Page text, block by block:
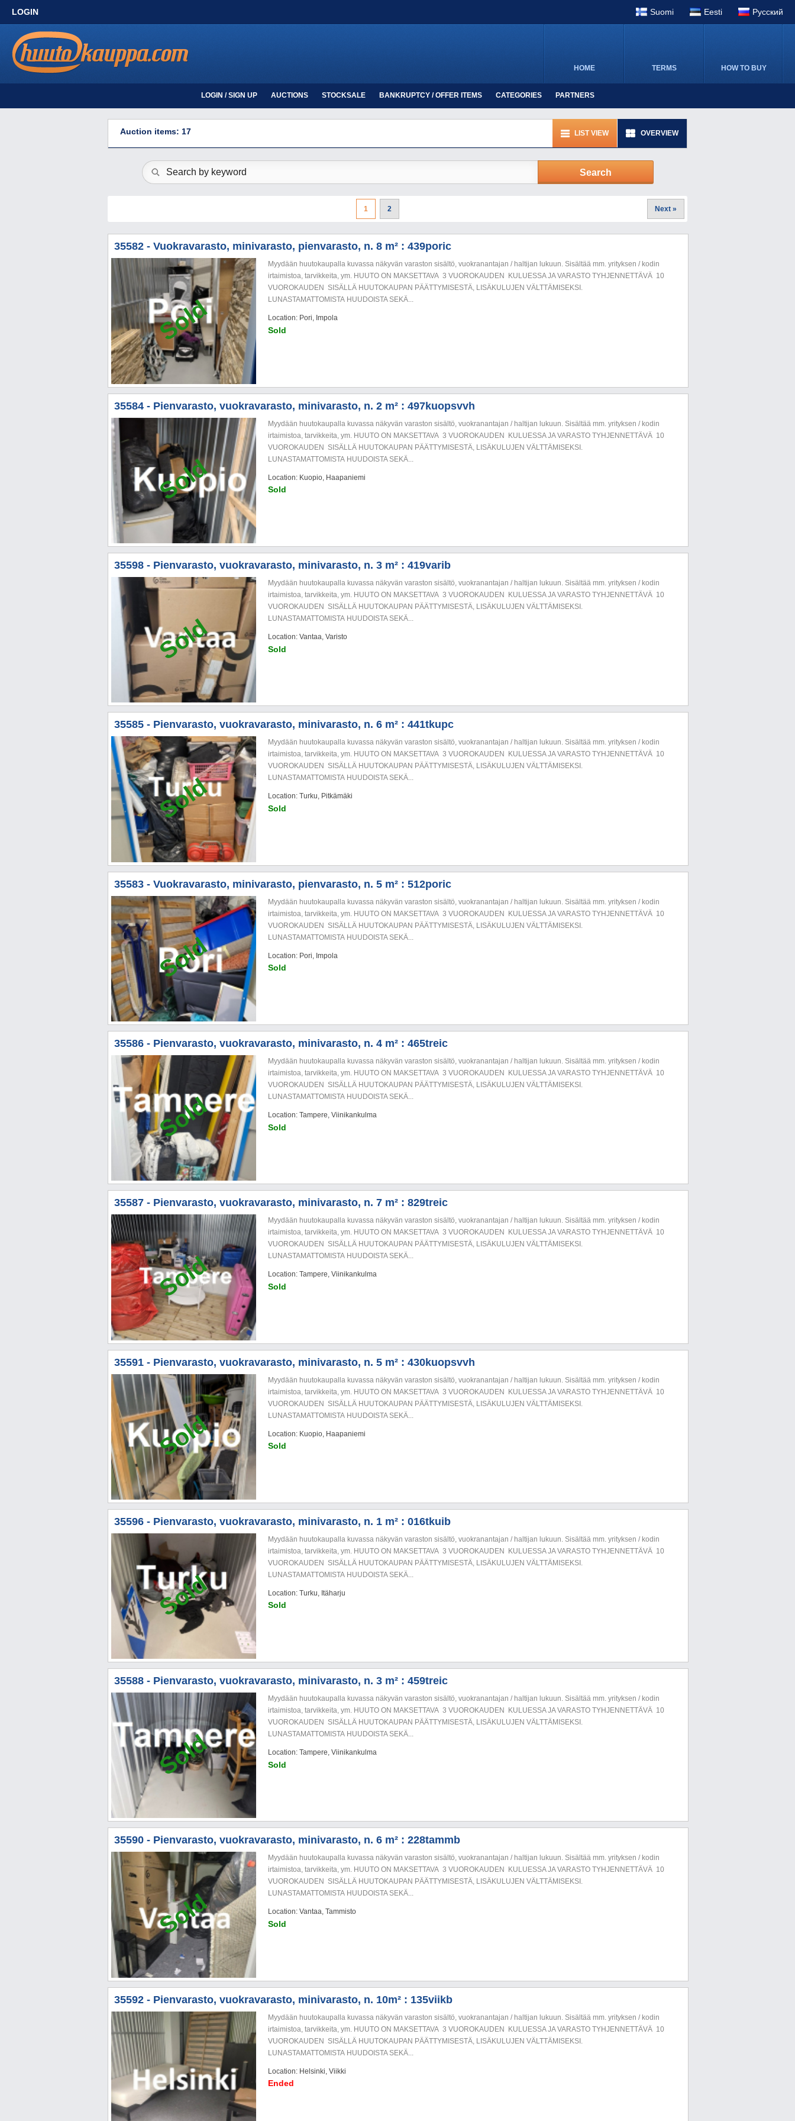
Pусский
LOGIN
HOME TERMS HOW TO BUY
LOGIN / SIGN UP AUCTIONS STOCKSALE BANKRUPTCY / OFFER ITEMS CATEGORIES PARTNERS
Auction items: 17 LIST VIEW OVERVIEW
Search
1 2 Next »
35582 - Vuokravarasto, minivarasto, pienvarasto, n. 8 m² : 439poric
Sold
Myydään huutokaupalla kuvassa näkyvän varaston sisältö, vuokranantajan / haltijan lukuun. Sisältää mm. yrityksen / kodin
irtaimistoa, tarvikkeita, ym. HUUTO ON MAKSETTAVA 3 VUOROKAUDEN KULUESSA JA VARASTO TYHJENNETTÄVÄ 10
VUOROKAUDEN SISÄLLÄ HUUTOKAUPAN PÄÄTTYMISESTÄ, LISÄKULUJEN VÄLTTÄMISEKSI.
LUNASTAMATTOMISTA HUUDOISTA SEKÄ...
Location: Pori, Impola
Sold
35584 - Pienvarasto, vuokravarasto, minivarasto, n. 2 m² : 497kuopsvvh
Sold
Myydään huutokaupalla kuvassa näkyvän varaston sisältö, vuokranantajan / haltijan lukuun. Sisältää mm. yrityksen / kodin
irtaimistoa, tarvikkeita, ym. HUUTO ON MAKSETTAVA 3 VUOROKAUDEN KULUESSA JA VARASTO TYHJENNETTÄVÄ 10
VUOROKAUDEN SISÄLLÄ HUUTOKAUPAN PÄÄTTYMISESTÄ, LISÄKULUJEN VÄLTTÄMISEKSI.
LUNASTAMATTOMISTA HUUDOISTA SEKÄ...
Location: Kuopio, Haapaniemi
Sold
35598 - Pienvarasto, vuokravarasto, minivarasto, n. 3 m² : 419varib
Sold
Myydään huutokaupalla kuvassa näkyvän varaston sisältö, vuokranantajan / haltijan lukuun. Sisältää mm. yrityksen / kodin
irtaimistoa, tarvikkeita, ym. HUUTO ON MAKSETTAVA 3 VUOROKAUDEN KULUESSA JA VARASTO TYHJENNETTÄVÄ 10
VUOROKAUDEN SISÄLLÄ HUUTOKAUPAN PÄÄTTYMISESTÄ, LISÄKULUJEN VÄLTTÄMISEKSI.
LUNASTAMATTOMISTA HUUDOISTA SEKÄ...
Location: Vantaa, Varisto
Sold
35585 - Pienvarasto, vuokravarasto, minivarasto, n. 6 m² : 441tkupc
Sold
Myydään huutokaupalla kuvassa näkyvän varaston sisältö, vuokranantajan / haltijan lukuun. Sisältää mm. yrityksen / kodin
irtaimistoa, tarvikkeita, ym. HUUTO ON MAKSETTAVA 3 VUOROKAUDEN KULUESSA JA VARASTO TYHJENNETTÄVÄ 10
VUOROKAUDEN SISÄLLÄ HUUTOKAUPAN PÄÄTTYMISESTÄ, LISÄKULUJEN VÄLTTÄMISEKSI.
LUNASTAMATTOMISTA HUUDOISTA SEKÄ...
Location: Turku, Pitkämäki
Sold
35583 - Vuokravarasto, minivarasto, pienvarasto, n. 5 m² : 512poric
Sold
Myydään huutokaupalla kuvassa näkyvän varaston sisältö, vuokranantajan / haltijan lukuun. Sisältää mm. yrityksen / kodin
irtaimistoa, tarvikkeita, ym. HUUTO ON MAKSETTAVA 3 VUOROKAUDEN KULUESSA JA VARASTO TYHJENNETTÄVÄ 10
VUOROKAUDEN SISÄLLÄ HUUTOKAUPAN PÄÄTTYMISESTÄ, LISÄKULUJEN VÄLTTÄMISEKSI.
LUNASTAMATTOMISTA HUUDOISTA SEKÄ...
Location: Pori, Impola
Sold
35586 - Pienvarasto, vuokravarasto, minivarasto, n. 4 m² : 465treic
Sold
Myydään huutokaupalla kuvassa näkyvän varaston sisältö, vuokranantajan / haltijan lukuun. Sisältää mm. yrityksen / kodin
irtaimistoa, tarvikkeita, ym. HUUTO ON MAKSETTAVA 3 VUOROKAUDEN KULUESSA JA VARASTO TYHJENNETTÄVÄ 10
VUOROKAUDEN SISÄLLÄ HUUTOKAUPAN PÄÄTTYMISESTÄ, LISÄKULUJEN VÄLTTÄMISEKSI.
LUNASTAMATTOMISTA HUUDOISTA SEKÄ...
Location: Tampere, Viinikankulma
Sold
35587 - Pienvarasto, vuokravarasto, minivarasto, n. 7 m² : 829treic
Sold
Myydään huutokaupalla kuvassa näkyvän varaston sisältö, vuokranantajan / haltijan lukuun. Sisältää mm. yrityksen / kodin
irtaimistoa, tarvikkeita, ym. HUUTO ON MAKSETTAVA 3 VUOROKAUDEN KULUESSA JA VARASTO TYHJENNETTÄVÄ 10
VUOROKAUDEN SISÄLLÄ HUUTOKAUPAN PÄÄTTYMISESTÄ, LISÄKULUJEN VÄLTTÄMISEKSI.
LUNASTAMATTOMISTA HUUDOISTA SEKÄ...
Location: Tampere, Viinikankulma
Sold
35591 - Pienvarasto, vuokravarasto, minivarasto, n. 5 m² : 430kuopsvvh
Sold
Myydään huutokaupalla kuvassa näkyvän varaston sisältö, vuokranantajan / haltijan lukuun. Sisältää mm. yrityksen / kodin
irtaimistoa, tarvikkeita, ym. HUUTO ON MAKSETTAVA 3 VUOROKAUDEN KULUESSA JA VARASTO TYHJENNETTÄVÄ 10
VUOROKAUDEN SISÄLLÄ HUUTOKAUPAN PÄÄTTYMISESTÄ, LISÄKULUJEN VÄLTTÄMISEKSI.
LUNASTAMATTOMISTA HUUDOISTA SEKÄ...
Location: Kuopio, Haapaniemi
Sold
35596 - Pienvarasto, vuokravarasto, minivarasto, n. 1 m² : 016tkuib
Sold
Myydään huutokaupalla kuvassa näkyvän varaston sisältö, vuokranantajan / haltijan lukuun. Sisältää mm. yrityksen / kodin
irtaimistoa, tarvikkeita, ym. HUUTO ON MAKSETTAVA 3 VUOROKAUDEN KULUESSA JA VARASTO TYHJENNETTÄVÄ 10
VUOROKAUDEN SISÄLLÄ HUUTOKAUPAN PÄÄTTYMISESTÄ, LISÄKULUJEN VÄLTTÄMISEKSI.
LUNASTAMATTOMISTA HUUDOISTA SEKÄ...
Location: Turku, Itäharju
Sold
35588 - Pienvarasto, vuokravarasto, minivarasto, n. 3 m² : 459treic
Sold
Myydään huutokaupalla kuvassa näkyvän varaston sisältö, vuokranantajan / haltijan lukuun. Sisältää mm. yrityksen / kodin
irtaimistoa, tarvikkeita, ym. HUUTO ON MAKSETTAVA 3 VUOROKAUDEN KULUESSA JA VARASTO TYHJENNETTÄVÄ 10
VUOROKAUDEN SISÄLLÄ HUUTOKAUPAN PÄÄTTYMISESTÄ, LISÄKULUJEN VÄLTTÄMISEKSI.
LUNASTAMATTOMISTA HUUDOISTA SEKÄ...
Location: Tampere, Viinikankulma
Sold
35590 - Pienvarasto, vuokravarasto, minivarasto, n. 6 m² : 228tammb
Sold
Myydään huutokaupalla kuvassa näkyvän varaston sisältö, vuokranantajan / haltijan lukuun. Sisältää mm. yrityksen / kodin
irtaimistoa, tarvikkeita, ym. HUUTO ON MAKSETTAVA 3 VUOROKAUDEN KULUESSA JA VARASTO TYHJENNETTÄVÄ 10
VUOROKAUDEN SISÄLLÄ HUUTOKAUPAN PÄÄTTYMISESTÄ, LISÄKULUJEN VÄLTTÄMISEKSI.
LUNASTAMATTOMISTA HUUDOISTA SEKÄ...
Location: Vantaa, Tammisto
Sold
35592 - Pienvarasto, vuokravarasto, minivarasto, n. 10m² : 135viikb
Myydään huutokaupalla kuvassa näkyvän varaston sisältö, vuokranantajan / haltijan lukuun. Sisältää mm. yrityksen / kodin
irtaimistoa, tarvikkeita, ym. HUUTO ON MAKSETTAVA 3 VUOROKAUDEN KULUESSA JA VARASTO TYHJENNETTÄVÄ 10
VUOROKAUDEN SISÄLLÄ HUUTOKAUPAN PÄÄTTYMISESTÄ, LISÄKULUJEN VÄLTTÄMISEKSI.
LUNASTAMATTOMISTA HUUDOISTA SEKÄ...
Location: Helsinki, Viikki
Ended